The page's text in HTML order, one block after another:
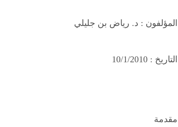
المؤلفون : د. رياض بن جليلي
التاريخ :10/1/2010
مقدمة